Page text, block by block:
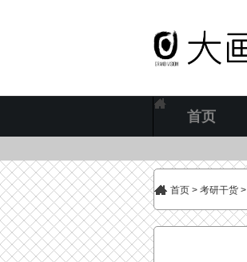
首页
首页 > 考研干货 >